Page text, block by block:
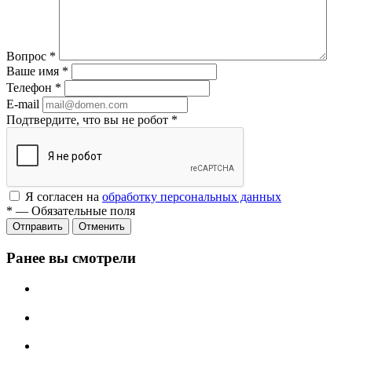
Вопрос *
Ваше имя *
Телефон *
E-mail
Подтвердите, что вы не робот *
Я согласен на обработку персональных данных
* — Обязательные поля
Отменить
Ранее вы смотрели